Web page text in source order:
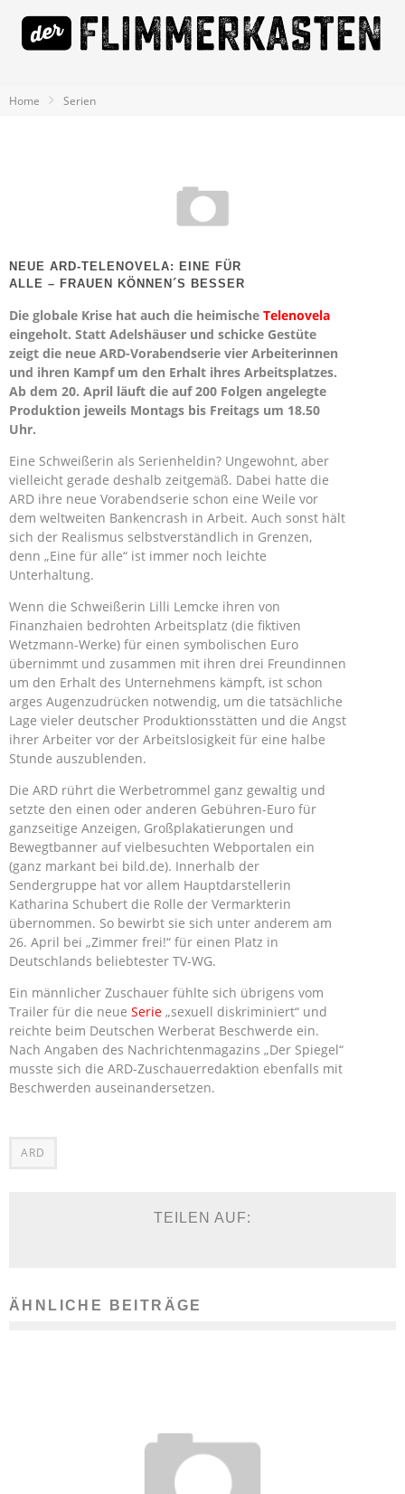
Home Serien
NEUE ARD-TELENOVELA: EINE FÜR
ALLE – FRAUEN KÖNNEN´S BESSER
Die globale Krise hat auch die heimische Telenovela
eingeholt. Statt Adelshäuser und schicke Gestüte
zeigt die neue ARD-Vorabendserie vier Arbeiterinnen
und ihren Kampf um den Erhalt ihres Arbeitsplatzes.
Ab dem 20. April läuft die auf 200 Folgen angelegte
Produktion jeweils Montags bis Freitags um 18.50
Uhr.
Eine Schweißerin als Serienheldin? Ungewohnt, aber
vielleicht gerade deshalb zeitgemäß. Dabei hatte die
ARD ihre neue Vorabendserie schon eine Weile vor
dem weltweiten Bankencrash in Arbeit. Auch sonst hält
sich der Realismus selbstverständlich in Grenzen,
denn „Eine für alle“ ist immer noch leichte
Unterhaltung.
Wenn die Schweißerin Lilli Lemcke ihren von
Finanzhaien bedrohten Arbeitsplatz (die fiktiven
Wetzmann-Werke) für einen symbolischen Euro
übernimmt und zusammen mit ihren drei Freundinnen
um den Erhalt des Unternehmens kämpft, ist schon
arges Augenzudrücken notwendig, um die tatsächliche
Lage vieler deutscher Produktionsstätten und die Angst
ihrer Arbeiter vor der Arbeitslosigkeit für eine halbe
Stunde auszublenden.
Die ARD rührt die Werbetrommel ganz gewaltig und
setzte den einen oder anderen Gebühren-Euro für
ganzseitige Anzeigen, Großplakatierungen und
Bewegtbanner auf vielbesuchten Webportalen ein
(ganz markant bei bild.de). Innerhalb der
Sendergruppe hat vor allem Hauptdarstellerin
Katharina Schubert die Rolle der Vermarkterin
übernommen. So bewirbt sie sich unter anderem am
26. April bei „Zimmer frei!“ für einen Platz in
Deutschlands beliebtester TV-WG.
Ein männlicher Zuschauer fühlte sich übrigens vom
Trailer für die neue Serie „sexuell diskriminiert“ und
reichte beim Deutschen Werberat Beschwerde ein.
Nach Angaben des Nachrichtenmagazins „Der Spiegel“
musste sich die ARD-Zuschauerredaktion ebenfalls mit
Beschwerden auseinandersetzen.
ARD
TEILEN AUF:
ÄHNLICHE BEITRÄGE